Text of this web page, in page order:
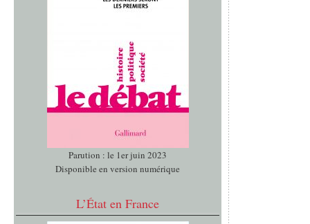
Parution : le 1er juin 2023
Disponible en version numérique
L’État en France